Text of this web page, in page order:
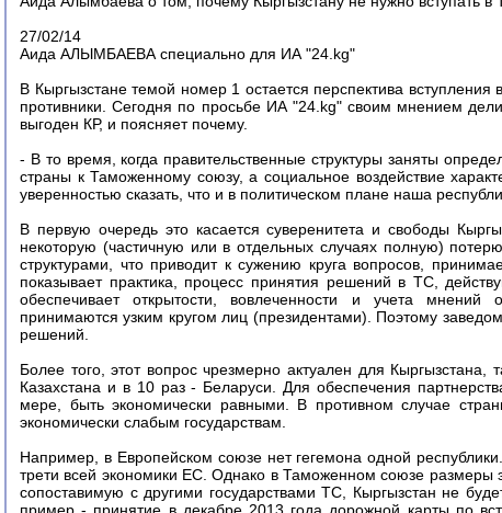
27/02/14
Аида АЛЫМБАЕВА специально для ИА "24.kg"
В Кыргызстане темой номер 1 остается перспектива
противники. Сегодня по просьбе ИА "24.kg" своим мнением
выгоден КР, и поясняет почему.
- В то время, когда правительственные структуры заняты
страны к Таможенному союзу, а социальное воздействие
уверенностью сказать, что и в политическом плане наша
В первую очередь это касается суверенитета и свободы
некоторую (частичную или в отдельных случаях полную)
структурами, что приводит к сужению круга вопросов,
показывает практика, процесс принятия решений в ТС,
обеспечивает открытости, вовлеченности и учета мнений
принимаются узким кругом лиц (президентами). Поэтому
решений.
Более того, этот вопрос чрезмерно актуален для
Казахстана и в 10 раз - Беларуси. Для обеспечения
мере, быть экономически равными. В противном случае
экономически слабым государствам.
Например, в Европейском союзе нет гегемона одной
трети всей экономики ЕС. Однако в Таможенном союзе размеры
сопоставимую с другими государствами ТС, Кыргызстан не